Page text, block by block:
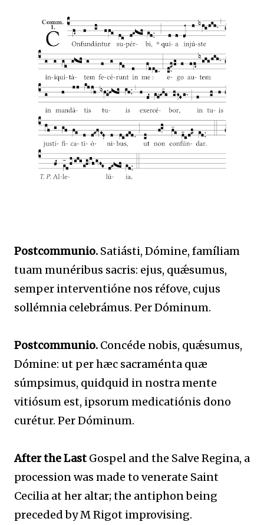
Postcommunio. Satiásti, Dómine, famíliam
tuam munéribus sacris: ejus, quǽsumus,
semper interventióne nos réfove, cujus
sollémnia celebrámus. Per Dóminum.
Postcommunio. Concéde nobis, quǽsumus,
Dómine: ut per hæc sacraménta quæ
súmpsimus, quidquid in nostra mente
vitiósum est, ipsorum medicatiónis dono
curétur. Per Dóminum.
After the Last Gospel and the Salve Regina, a
procession was made to venerate Saint
Cecilia at her altar; the antiphon being
preceded by M Rigot improvising.